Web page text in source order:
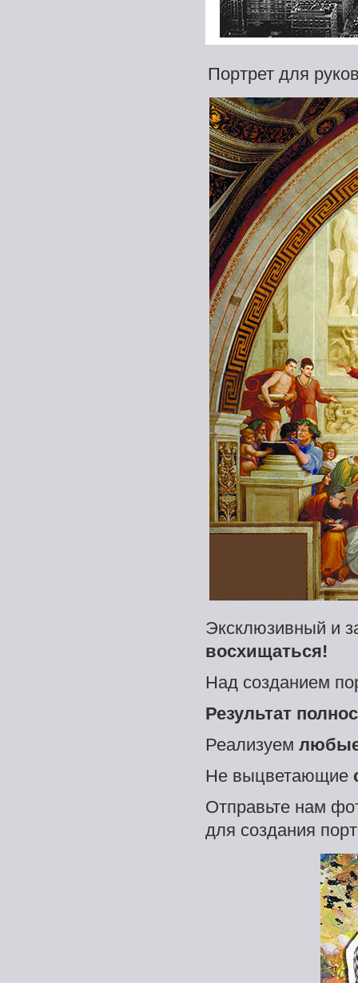
Портрет для
Эксклюзивный и
восхищаться!
Над созданием
Результат
Реализуем
Не выцветающие
Отправьте нам
для создания